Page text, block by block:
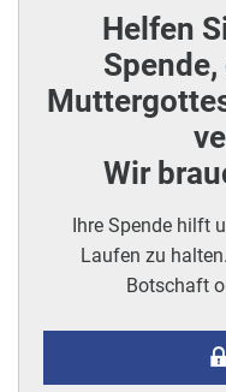
Helfen
Wir
Ihre Spende hilft
Laufen zu
Botschaft